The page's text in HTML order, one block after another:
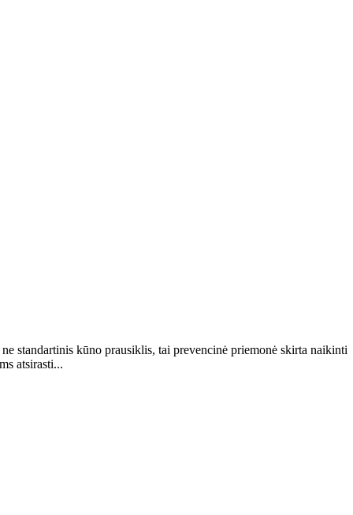
standartinis kūno prausiklis, tai prevencinė priemonė skirta naikinti
atsirasti...